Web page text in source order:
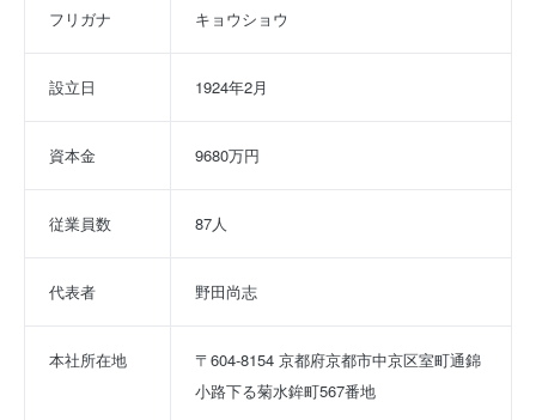
フリガナ キョウショウ
設立日 1924年2月
資本金 9680万円
従業員数 87人
代表者 野田尚志
本社所在地
〒604-8154 京都府京都市中京区室町通錦
小路下る菊水鉾町567番地